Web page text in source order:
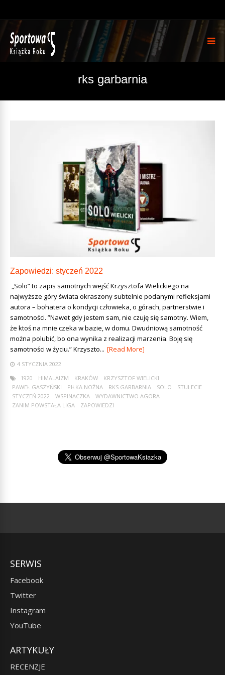
rks garbarnia
Zapowiedzi: styczeń 2022
„Solo” to zapis samotnych wejść Krzysztofa Wielickiego na
najwyższe góry świata okraszony subtelnie podanymi refleksjami
autora – bohatera o kondycji człowieka, o górach, partnerstwie i
samotności. ”Nawet gdy jestem sam, nie czuję się samotny. Wiem,
że ktoś na mnie czeka w bazie, w domu. Dwudniową samotność
można polubić, bo ona wynika z realizacji marzenia. Boję się
samotności w życiu.” Krzyszto... [Read More]
4 STYCZNIA 2022
1920
HIMALAIZM KRAKÓW
KRZYSZTOF WIELICKI
PAWEŁ GASZYŃSKI
PIŁKA NOŻNA RKS GARBARNIA SOLO
STULECIE
STYCZEŃ 2022
WSPINACZKA
WYDAWNICTWO AGORA
ZANIM POWSTAŁA LIGA
ZAPOWIEDZI
SERWIS
Facebook
Twitter
Instagram
YouTube
ARTYKUŁY
RECENZJE